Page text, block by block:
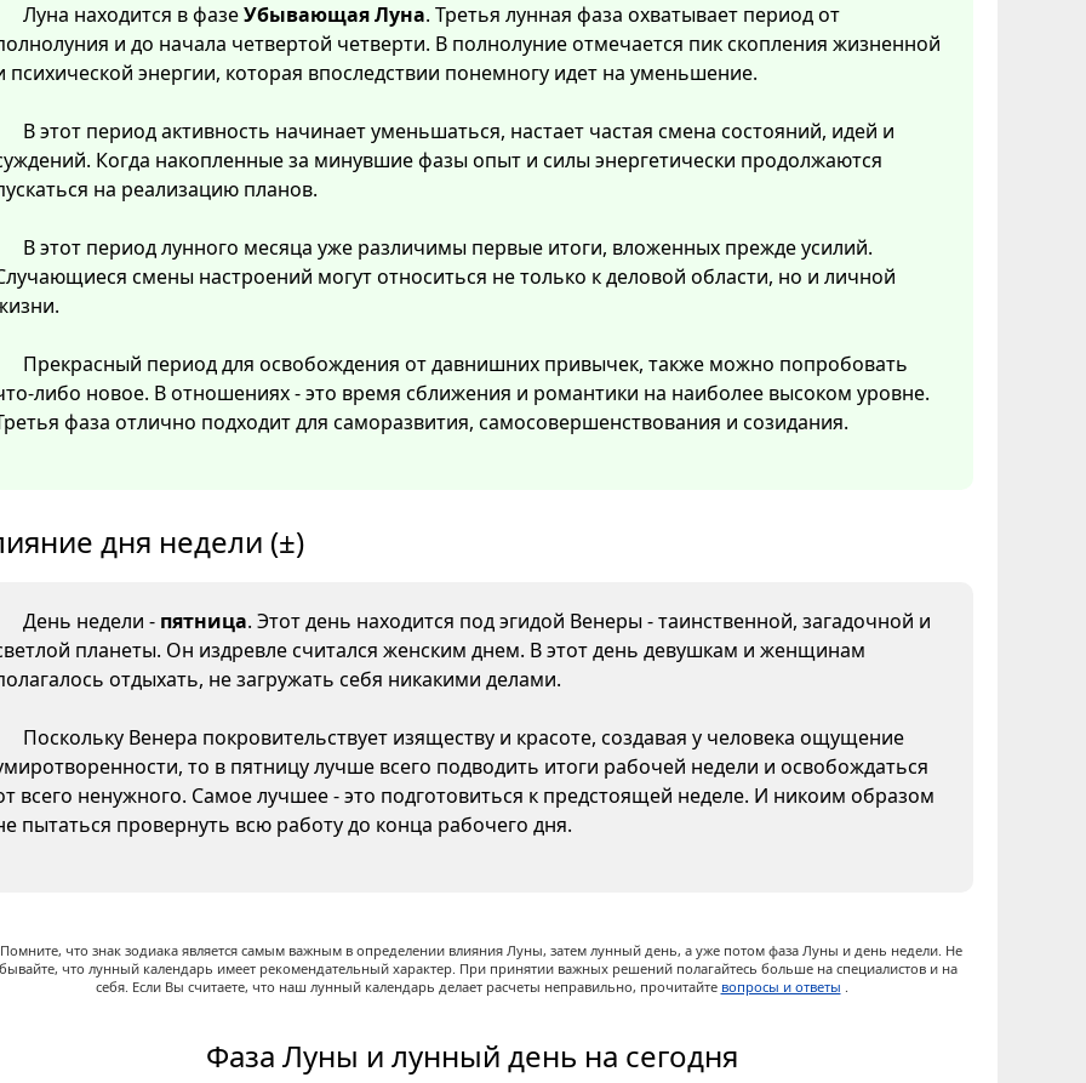
Луна находится в фазеУбывающая Луна. Третья лунная фаза охватывает период от
и до начала четвертой четверти. В полнолуние отмечается пик скопления жизненной
психической энергии, которая впоследствии понемногу идет на уменьшение.
В этот период активность начинает уменьшаться, настает частая смена состояний, идей и
Когда накопленные за минувшие фазы опыт и силы энергетически продолжаются
на реализацию планов.
В этот период лунного месяца уже различимы первые итоги, вложенных прежде усилий.
смены настроений могут относиться не только к деловой области, но и личной
Прекрасный период для освобождения от давнишних привычек, также можно попробовать
либо новое. В отношениях - это время сближения и романтики на наиболее высоком уровне.
фаза отлично подходит для саморазвития, самосовершенствования и созидания.
дня недели (±)
День недели - пятница. Этот день находится под эгидой Венеры - таинственной, загадочной и
планеты. Он издревле считался женским днем. В этот день девушкам и женщинам
отдыхать, не загружать себя никакими делами.
Поскольку Венера покровительствует изяществу и красоте, создавая у человека ощущение
то в пятницу лучше всего подводить итоги рабочей недели и освобождаться
всего ненужного. Самое лучшее - это подготовиться к предстоящей неделе. И никоим образом
пытаться провернуть всю работу до конца рабочего дня.
Помните, что знак зодиака является самым важным в определении влияния Луны, затем лунный день, а уже потом фаза Луны и день недели. Не
что лунный календарь имеет рекомендательный характер. При принятии важных решений полагайтесь больше на специалистов и на
себя. Если Вы считаете, что наш лунный календарь делает расчеты неправильно, прочитайте вопросы и ответы .
Фаза Луны и лунный день на сегодня